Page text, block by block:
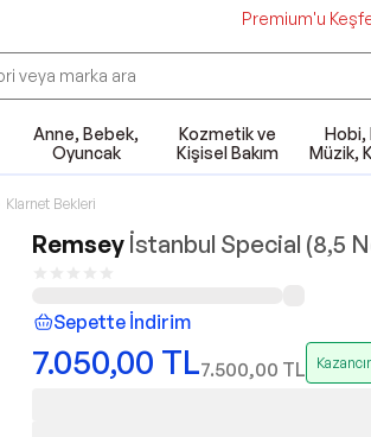
Premium'u
Anne, Bebek,
Oyuncak
Kozmetik ve
Kişisel Bakım
Hobi,
Müzik,
Klarnet Bekleri
Remsey İstanbul Special (8,5
Sepette İndirim
7.050,00 TL7.500,00 TL